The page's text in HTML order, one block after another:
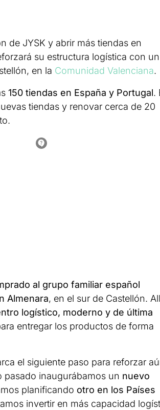
de JYSK y abrir más tiendas en
su estructura logística con un
en la Comunidad Valenciana.
150 tiendas en España y Portugal.
tiendas y renovar cerca de 20
al grupo familiar español
Almenara, en el sur de Castellón.
logístico, moderno y de última
entregar los productos de forma
el siguiente paso para reforzar
pasado inaugurábamos un nuevo
planificando otro en los Países
invertir en más capacidad